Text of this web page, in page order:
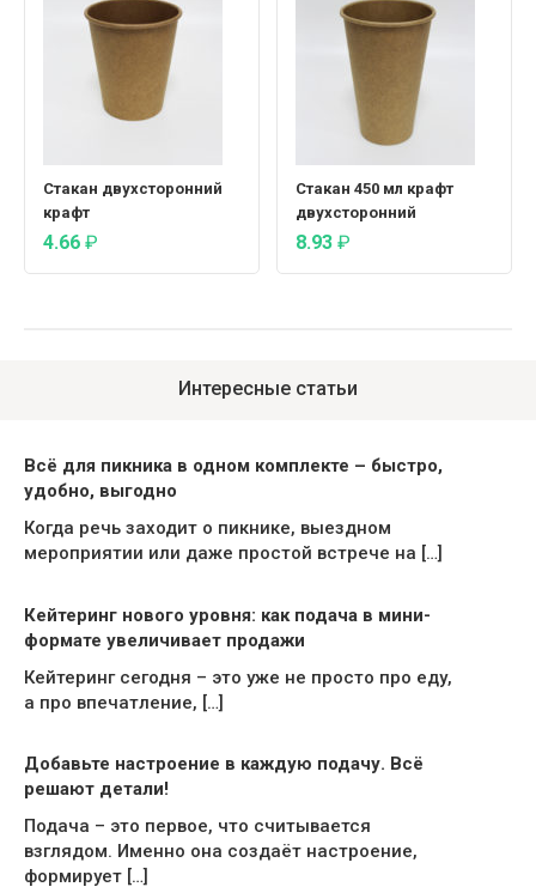
Стакан двухсторонний
крафт
4.66 ₽
Стакан 450 мл крафт
двухсторонний
8.93 ₽
Интересные статьи
Всё для пикника в одном комплекте – быстро,
удобно, выгодно
Когда речь заходит о пикнике, выездном
мероприятии или даже простой встрече на […]
Кейтеринг нового уровня: как подача в мини-
формате увеличивает продажи
Кейтеринг сегодня – это уже не просто про еду,
а про впечатление, […]
Добавьте настроение в каждую подачу. Всё
решают детали!
Подача – это первое, что считывается
взглядом. Именно она создаёт настроение,
формирует […]